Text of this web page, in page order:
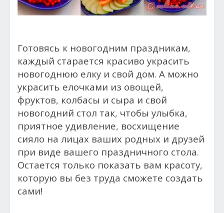
Готовясь к новогодним праздникам,
каждый старается красиво украсить
новогоднюю елку и свой дом. А можно
украсить елочками из овощей,
фруктов, колбасы и сыра и свой
новогодний стол так, чтобы улыбка,
приятное удивление, восхищение
сияло на лицах ваших родных и друзей
при виде вашего праздничного стола.
Остается только показать вам красоту,
которую вы без труда сможете создать
сами!